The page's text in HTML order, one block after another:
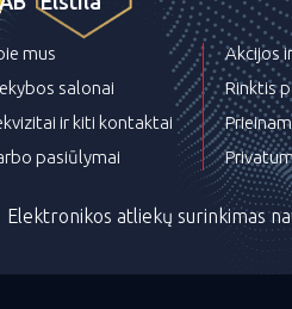
mus
salonai
ir kiti kontaktai
pasiūlymai
Akcijos
Rinktis
Elektronikos atliekų surinkimas